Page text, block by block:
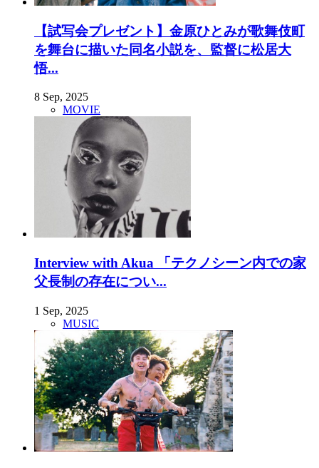
【試写会プレゼント】金原ひとみが歌舞伎町
を舞台に描いた同名小説を、監督に松居大
悟...
8 Sep, 2025
MOVIE
Interview with Akua 「テクノシーン内での家
父長制の存在につい...
1 Sep, 2025
MUSIC